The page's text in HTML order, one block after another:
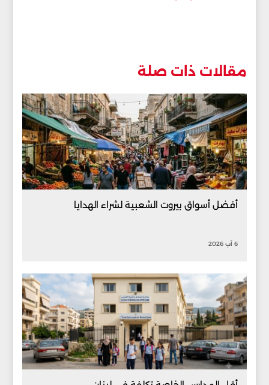
مقالات ذات صلة
أفضل أسواق بيروت الشعبية لشراء الهدايا
6 آب 2026